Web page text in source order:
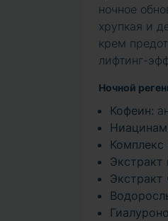
ночное
хрупкая и
крем
лифтинг-
Ночной
Кофеин:
Экстракт
Экстракт